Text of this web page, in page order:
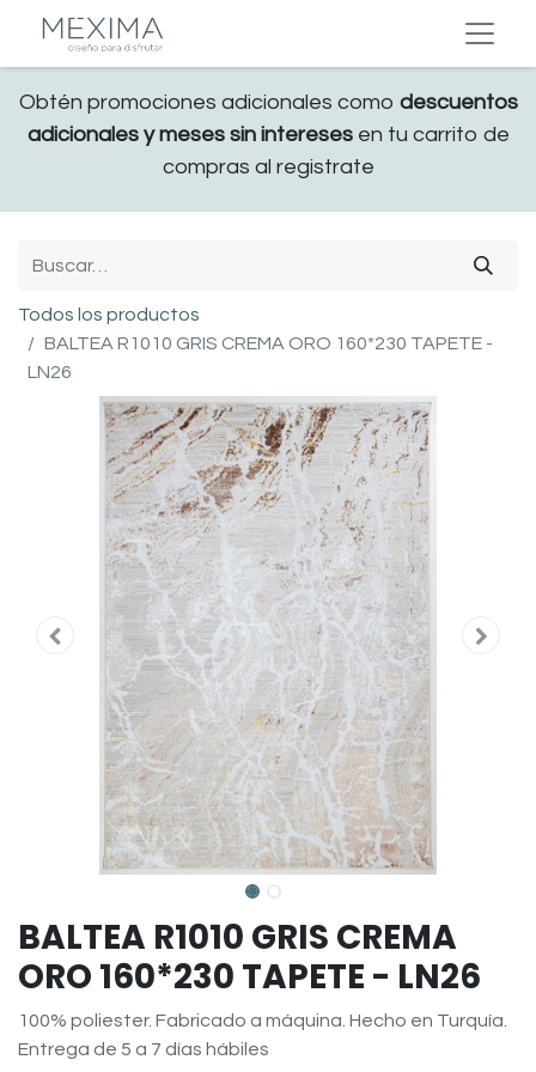
Obtén promociones adicionales como descuentos
adicionales y meses sin interesesen tu carrito de
compras al registrate
Todos los productos
BALTEA R1010 GRIS CREMA ORO 160*230 TAPETE -
LN26
BALTEA R1010 GRIS CREMA
ORO 160*230 TAPETE - LN26
100% poliester. Fabricado a máquina. Hecho en Turquía.
Entrega de 5 a 7 días hábiles